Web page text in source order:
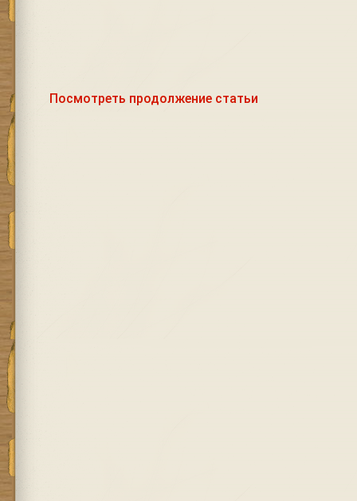
Посмотреть продолжение статьи